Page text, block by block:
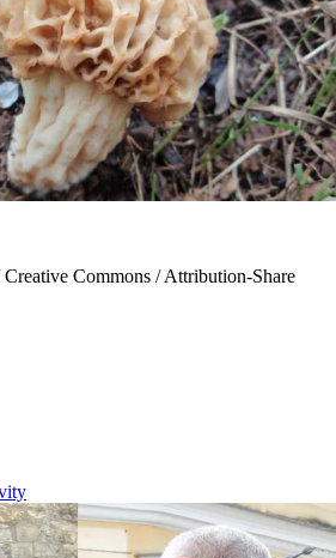
Commons / Attribution-Share